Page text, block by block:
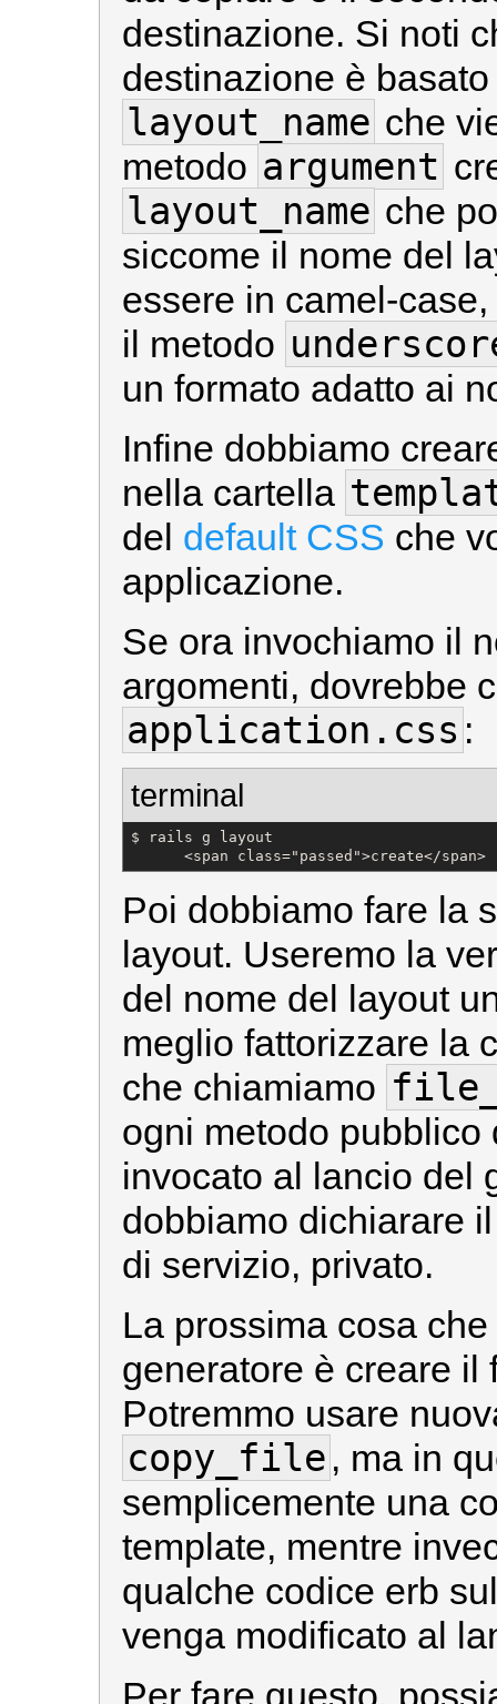
destinazione. Si noti
destinazione è
layout_name che
metodo argument
layout_name che
siccome il nome del
essere in camel-
il metodo
un formato adatto ai
Infine dobbiamo
nella cartella
del default CSS che
applicazione.
Se ora invochiamo il
argomenti, dovrebbe
application.css :
terminal
$ rails g layout
<span class="passed">create</span>
Poi dobbiamo fare la
layout. Useremo la
del nome del layout
meglio fattorizzare la
che chiamiamo
ogni metodo
invocato al lancio del
dobbiamo dichiarare
di servizio, privato.
La prossima cosa
generatore è creare il
Potremmo usare
copy_file , ma in
semplicemente una
template, mentre
qualche codice erb
venga modificato al
Per fare questo,